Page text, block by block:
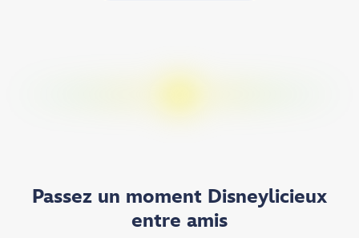
Passez un moment Disneylicieux
entre amis